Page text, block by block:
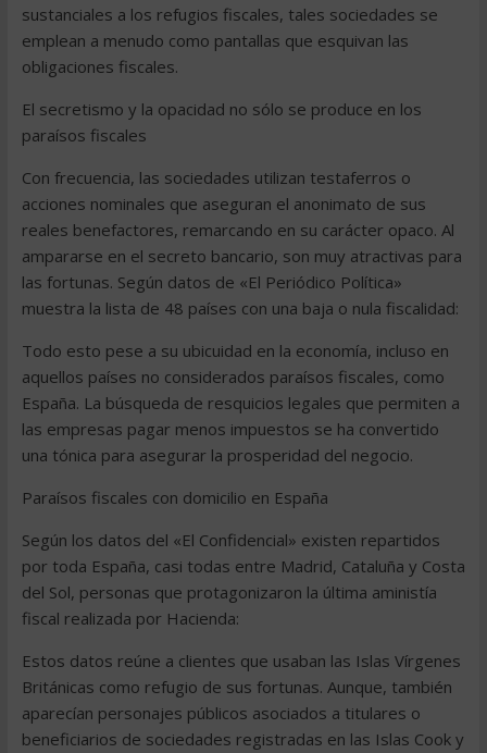
sustanciales a los refugios fiscales, tales sociedades se
emplean a menudo como pantallas que esquivan las
obligaciones fiscales.
El secretismo y la opacidad no sólo se produce en los
paraísos fiscales
Con frecuencia, las sociedades utilizan testaferros o
acciones nominales que aseguran el anonimato de sus
reales benefactores, remarcando en su carácter opaco. Al
ampararse en el secreto bancario, son muy atractivas para
las fortunas. Según datos de «El Periódico Política»
muestra la lista de 48 países con una baja o nula fiscalidad:
Todo esto pese a su ubicuidad en la economía, incluso en
aquellos países no considerados paraísos fiscales, como
España. La búsqueda de resquicios legales que permiten a
las empresas pagar menos impuestos se ha convertido
una tónica para asegurar la prosperidad del negocio.
Paraísos fiscales con domicilio en España
Según los datos del «El Confidencial» existen repartidos
por toda España, casi todas entre Madrid, Cataluña y Costa
del Sol, personas que protagonizaron la última aministía
fiscal realizada por Hacienda:
Estos datos reúne a clientes que usaban las Islas Vírgenes
Británicas como refugio de sus fortunas. Aunque, también
aparecían personajes públicos asociados a titulares o
beneficiarios de sociedades registradas en las Islas Cook y